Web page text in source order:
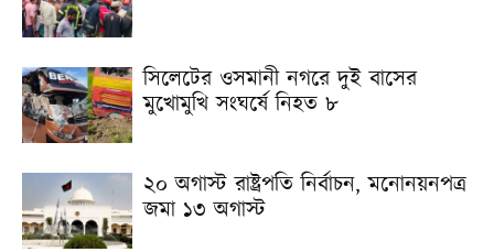
সিলেটের ওসমানী নগরে দুই বাসের
মুখোমুখি সংঘর্ষে নিহত ৮
২০ অগাস্ট রাষ্ট্রপতি নির্বাচন, মনোনয়নপত্র
জমা ১৩ অগাস্ট